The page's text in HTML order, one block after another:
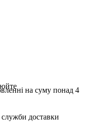
на суму понад 4
служби доставки